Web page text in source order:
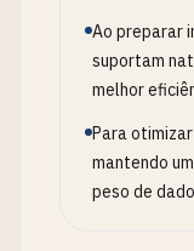
Ao preparar
suportam
melhor
Para
mantendo
peso de